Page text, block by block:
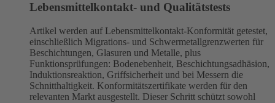
Lebensmittelkontakt- und Qualitätstests
Artikel werden auf Lebensmittelkontakt-Konformität getestet,
einschließlich Migrations- und Schwermetallgrenzwerten für
Beschichtungen, Glasuren und Metalle, plus
Funktionsprüfungen: Bodenebenheit, Beschichtungsadhäsion,
Induktionsreaktion, Griffsicherheit und bei Messern die
Schnitthaltigkeit. Konformitätszertifikate werden für den
relevanten Markt ausgestellt. Dieser Schritt schützt sowohl